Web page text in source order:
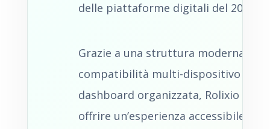
delle piattaforme digitali del 2026.
Grazie a una struttura moderna,
compatibilità multi-dispositivo e
dashboard organizzata, Rolixio
offrire un’esperienza accessibile sia